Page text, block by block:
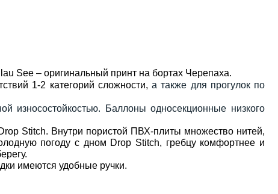
See – оригинальный принт на бортах Черепаха.
1-2 категорий сложности,а также для прогулок по
износостойкостью. Баллоны односекционные низкого
Stitch. Внутри пористой ПВХ-плиты множество нитей,
погоду с дном Drop Stitch, гребцу комфортнее и
имеются удобные ручки.